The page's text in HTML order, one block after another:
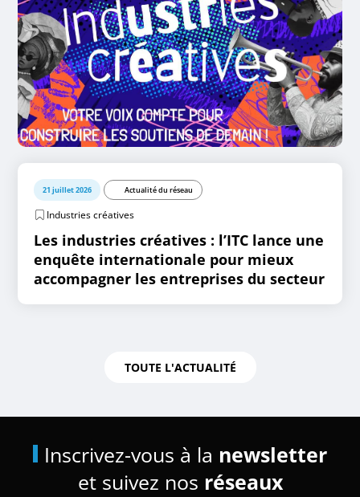
21 juillet 2026 Actualité du réseau
Industries créatives
Les industries créatives : l’ITC lance une
enquête internationale pour mieux
accompagner les entreprises du secteur
TOUTE L'ACTUALITÉ
Inscrivez-vous à la newsletter
et suivez nos réseaux